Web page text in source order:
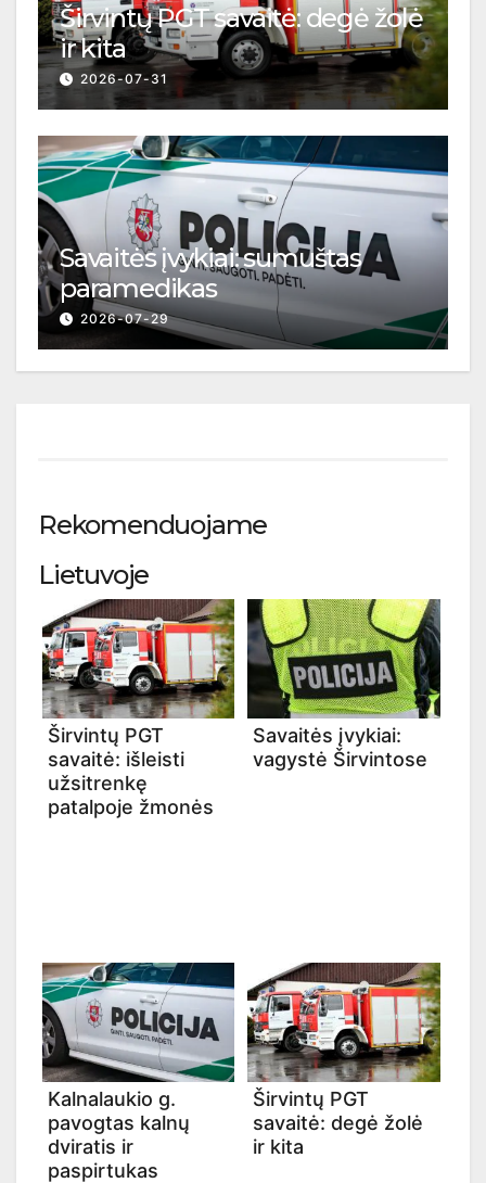
Širvintų PGT savaitė: degė žolė
ir kita
2026-07-31
Savaitės įvykiai: sumuštas
paramedikas
2026-07-29
Rekomenduojame
Lietuvoje
Širvintų PGT
savaitė: išleisti
užsitrenkę
patalpoje žmonės
Savaitės įvykiai:
vagystė Širvintose
Kalnalaukio g.
pavogtas kalnų
dviratis ir
paspirtukas
Širvintų PGT
savaitė: degė žolė
ir kita